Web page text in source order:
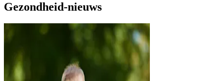
Gezondheid-nieuws